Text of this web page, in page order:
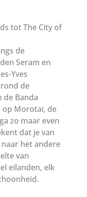
tot The City of
de
Seram en
Yves
de
Banda
op Morotai, de
zo maar even
dat je van
het andere
van
eilanden, elk